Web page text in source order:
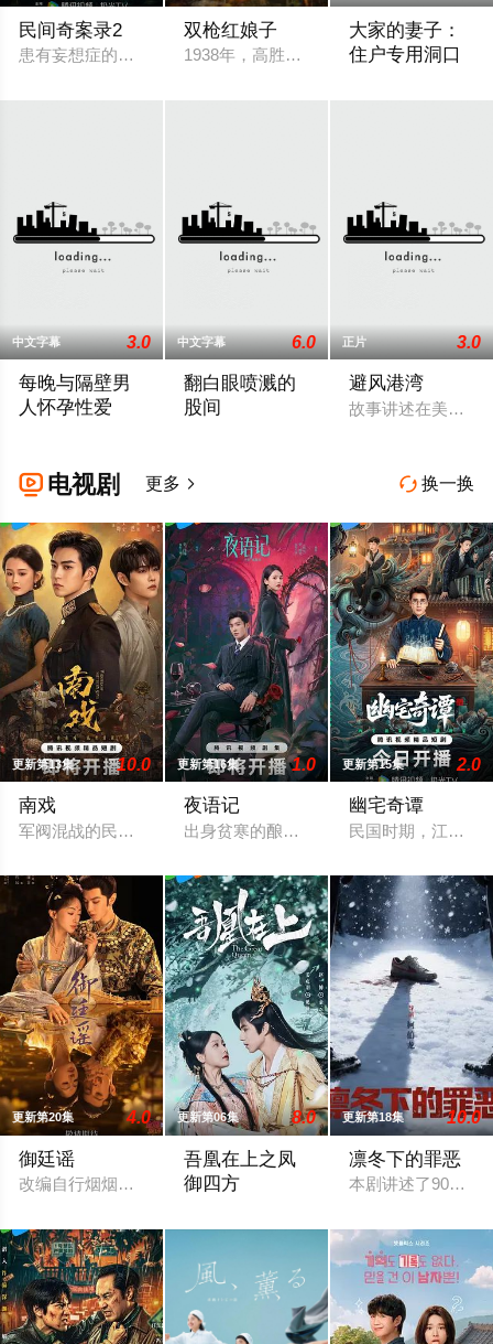
民间奇案录2
患有妄想症的警察张天盛遇上一起离奇的神像杀人事件，勘案过
双枪红娘子
1938年，高胜男新婚之日，丈夫被日军
大家的妻子：
住户专用洞口
中文字幕 3.0
每晚与隔壁男
人怀孕性爱
中文字幕 6.0
翻白眼喷溅的
股间
正片 3.0
避风港湾
故事讲述在美国东
 换一换
 电视剧 更多 
更新第13集 10.0
南戏
军阀混战的民国奉城，玉佛头离奇失窃，戏班主横尸戏台，将
更新第16集 1.0
夜语记
出身贫寒的酿酒师叶小唯遭遇爱人程桉、
更新第15集 2.0
幽宅奇谭
民国时期，江淮与
更新第20集 4.0
御廷谣
改编自行烟烟的同名小说。孟廷辉，大平王朝有史以来个以女
更新第06集 8.0
吾凰在上之凤
御四方
更新第18集 10.0
凛冬下的罪恶
本剧讲述了90年代